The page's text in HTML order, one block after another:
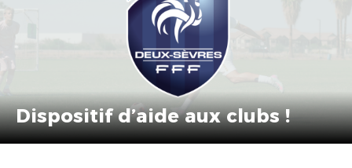
Dispositif d’aide aux clubs !